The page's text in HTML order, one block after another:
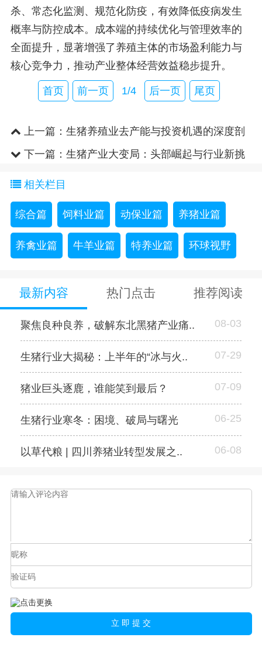
杀、常态化监测、规范化防疫，有效降低疫病发生
概率与防控成本。成本端的持续优化与管理效率的
全面提升，显著增强了养殖主体的市场盈利能力与
核心竞争力，推动产业整体经营效益稳步提升。
首页 前一页 1/4 后一页 尾页
上一篇： 生猪养殖业去产能与投资机遇的深度剖
析 下一篇： 生猪产业大变局：头部崛起与行业新挑
相关栏目
综合篇 饲料业篇 动保业篇 养猪业篇
养禽业篇 牛羊业篇 特养业篇 环球视野
最新内容 热门点击 推荐阅读
聚焦良种良养，破解东北黑猪产业痛.. 08-03
生猪行业大揭秘：上半年的“冰与火.. 07-29
猪业巨头逐鹿，谁能笑到最后？ 07-09
生猪行业寒冬：困境、破局与曙光 06-25
以草代粮 | 四川养猪业转型发展之.. 06-08